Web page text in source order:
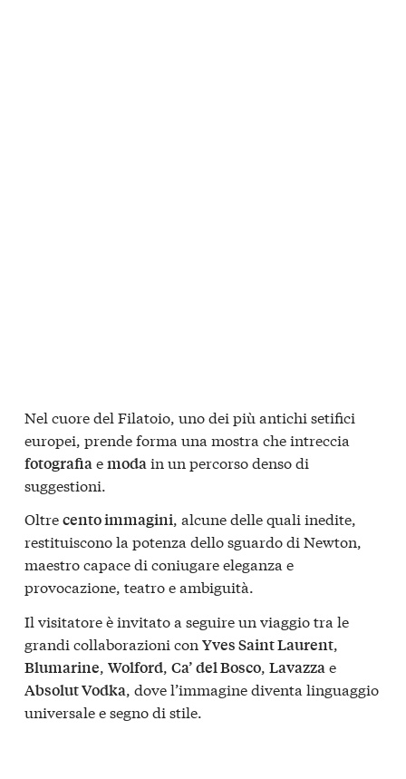
Nel cuore del Filatoio, uno dei più antichi setifici
europei, prende forma una mostra che intreccia
fotografiaemodain un percorso denso di
suggestioni.
Oltrecento immagini, alcune delle quali inedite,
restituiscono la potenza dello sguardo di Newton,
maestro capace di coniugare eleganza e
provocazione, teatro e ambiguità.
Il visitatore è invitato a seguire un viaggio tra le
grandi collaborazioni con Yves Saint Laurent,
Blumarine, Wolford, Ca’ del Bosco, Lavazzae
Absolut Vodka, dove l’immagine diventa linguaggio
universale e segno di stile.